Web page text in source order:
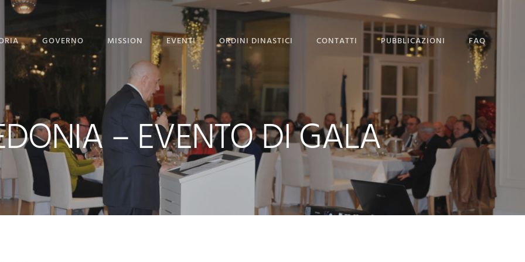
MAESTRI
MAESTRO
GOVERNO
GOVERNO
CORPO DIPLOMATICO
MISSION EVENTI
SORRISO
NEWS
UFFICIO STAMPA
EVENTI CON GALLERY
ORDINI DINASTICI CONTATTI
SEDE MAGISTRALE
DOMANDA DI
AMMISSIONE
PUBBLICAZIONI FAQ
– EVENTO DI GALA